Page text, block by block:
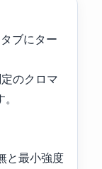
ブにター
のクロマ
と最小強度